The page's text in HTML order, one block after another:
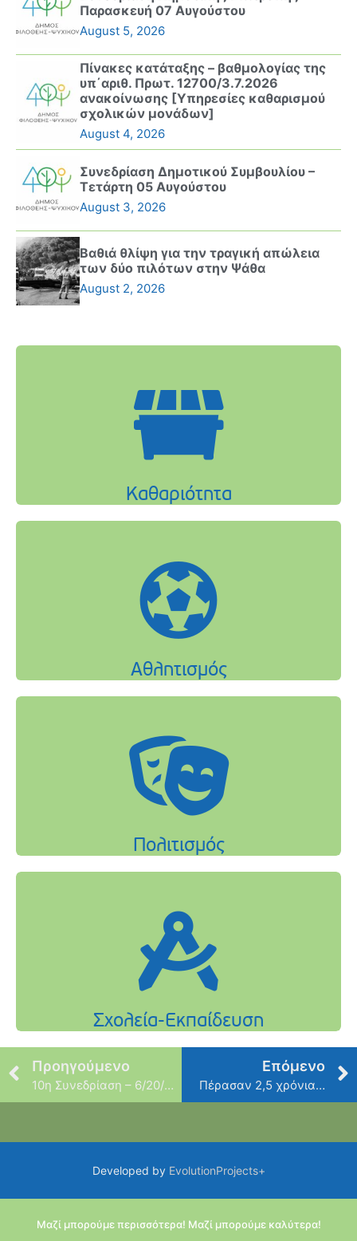
Παρασκευή 07 Αυγούστου
August 5, 2026
Πίνακες κατάταξης – βαθμολογίας της
υπ΄αριθ. Πρωτ. 12700/3.7.2026
ανακοίνωσης [Υπηρεσίες καθαρισμού
σχολικών μονάδων]
August 4, 2026
Συνεδρίαση Δημοτικού Συμβουλίου –
Τετάρτη 05 Αυγούστου
August 3, 2026
Βαθιά θλίψη για την τραγική απώλεια
των δύο πιλότων στην Ψάθα
August 2, 2026
Προηγούμενο
10η Συνεδρίαση – 6/20/2013
Επόμενο
Πέρασαν 2,5 χρόνια…
Developed by EvolutionProjects+
Μαζί μπορούμε περισσότερα! Μαζί μπορούμε καλύτερα!